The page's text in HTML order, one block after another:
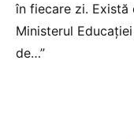
în fiecare zi.
Ministerul
de…”